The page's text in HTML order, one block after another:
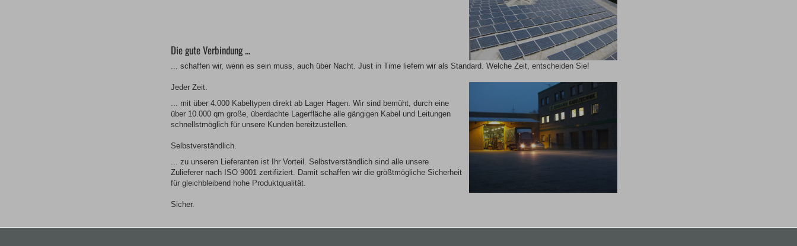
Die gute Verbindung ...
... schaffen wir, wenn es sein muss, auch über Nacht. Just in Time liefern wir als Standard. Welche Zeit, entscheiden Sie!
Jeder Zeit.
... mit über 4.000 Kabeltypen direkt ab Lager Hagen. Wir sind bemüht, durch eine
über 10.000 qm große, überdachte Lagerfläche alle gängigen Kabel und Leitungen
schnellstmöglich für unsere Kunden bereitzustellen.
Selbstverständlich.
... zu unseren Lieferanten ist Ihr Vorteil. Selbstverständlich sind alle unsere
Zulieferer nach ISO 9001 zertifiziert. Damit schaffen wir die größtmögliche Sicherheit
für gleichbleibend hohe Produktqualität.
Sicher.